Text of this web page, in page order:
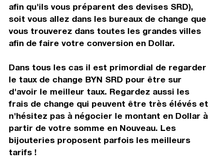
afin qu'ils vous préparent des devises SRD),
soit vous allez dans les bureaux de change que
vous trouverez dans toutes les grandes villes
afin de faire votre conversion en Dollar.
Dans tous les cas il est primordial de regarder
le taux de change BYN SRD pour être sur
d'avoir le meilleur taux. Regardez aussi les
frais de change qui peuvent être très élévés et
n'hésitez pas à négocier le montant en Dollar à
partir de votre somme en Nouveau. Les
bijouteries proposent parfois les meilleurs
tarifs !